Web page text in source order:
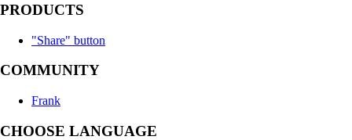
PRODUCTS
"Share" button
COMMUNITY
Frank
CHOOSE LANGUAGE